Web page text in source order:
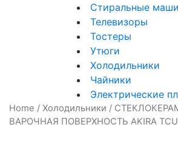
Стиральные
Телевизоры
Тостеры
Утюги
Холодильники
Чайники
Электрические
Home / Холодильники /
ВАРОЧНАЯ ПОВЕРХНОСТЬ AKIRA